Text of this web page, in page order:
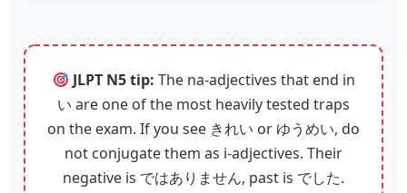
JLPT N5 tip: The na‑adjectives that end in
い are one of the most heavily tested traps
on the exam. If you see きれい or ゆうめい, do
not conjugate them as i‑adjectives. Their
negative is ではありません, past is でした.